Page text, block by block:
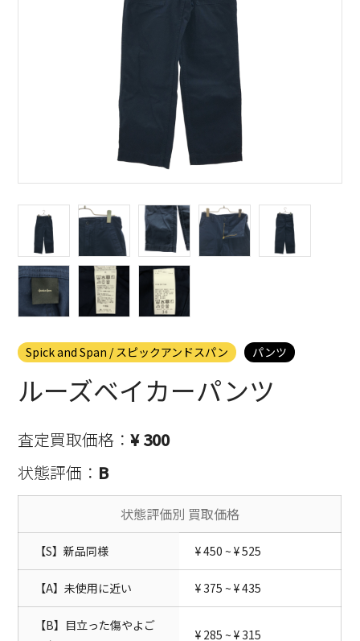
Spick and Span / スピックアンドスパン パンツ
ルーズベイカーパンツ
査定買取価格：¥ 300
状態評価： B
状態評価別 買取価格
【S】新品同様 ¥ 450 ~ ¥ 525
【A】未使用に近い ¥ 375 ~ ¥ 435
【B】目立った傷やよご
¥ 285 ~ ¥ 315